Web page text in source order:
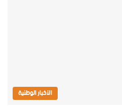
الأخبار الوطنية